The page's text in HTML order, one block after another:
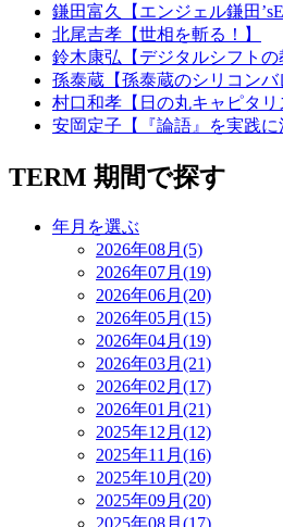
鎌田富久【エンジェル鎌田
北尾吉孝【世相を斬る！】
鈴木康弘【デジタルシフトの
孫泰蔵【孫泰蔵のシリコンバ
村口和孝【日の丸キャピタリ
安岡定子【『論語』を実践に
TERM 期間で探す
年月を選ぶ
2026年08月(5)
2026年07月(19)
2026年06月(20)
2026年05月(15)
2026年04月(19)
2026年03月(21)
2026年02月(17)
2026年01月(21)
2025年12月(12)
2025年11月(16)
2025年10月(20)
2025年09月(20)
2025年08月(17)